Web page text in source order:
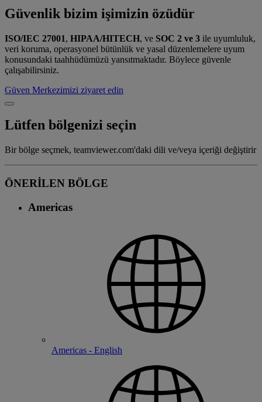
Güvenlik bizim işimizin özüdür
ISO/IEC 27001, HIPAA/HITECH, ve SOC 2 ve 3 ile uyumluluk,
veri koruma, operasyonel bütünlük ve yasal düzenlemelere uyum
konusundaki taahhüdümüzü yansıtmaktadır. Böylece güvenle
çalışabilirsiniz.
Güven Merkezimizi ziyaret edin
Lütfen bölgenizi seçin
Bir bölge seçmek, teamviewer.com'daki dili ve/veya içeriği değiştirir
ÖNERİLEN BÖLGE
Americas
Americas - English